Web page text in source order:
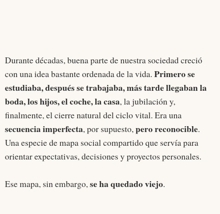
Durante décadas, buena parte de nuestra sociedad creció
con una idea bastante ordenada de la vida. Primero se
estudiaba, después se trabajaba, más tarde llegaban la
boda, los hijos, el coche, la casa, la jubilación y,
finalmente, el cierre natural del ciclo vital. Era una
secuencia imperfecta, por supuesto,pero reconocible.
Una especie de mapa social compartido que servía para
orientar expectativas, decisiones y proyectos personales.
Ese mapa, sin embargo,se ha quedado viejo.